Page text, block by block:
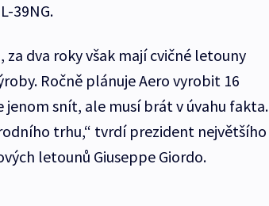
39NG.
dva roky však mají cvičné letouny
Ročně plánuje Aero vyrobit 16
snít, ale musí brát v úvahu fakta.
trhu,“ tvrdí prezident největšího
letounů Giuseppe Giordo.